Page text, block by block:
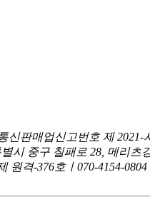
신판매업신고번호 제
시 중구 칠패로 28, 메리츠
원격-376호ㅣ070-4154-0804